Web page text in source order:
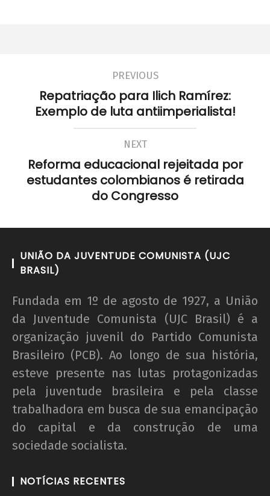
admin
PREVIOUS
Repatriação para Ilich Ramírez:
Exemplo de luta antiimperialista!
NEXT
Reforma educacional rejeitada por
estudantes colombianos é retirada
do Congresso
UNIÃO DA JUVENTUDE COMUNISTA (UJC
BRASIL)
Fundada em 1º de agosto de 1927, a União
da Juventude Comunista (UJC Brasil) é a
organização juvenil do Partido Comunista
Brasileiro (PCB). Ao longo de sua história,
esteve presente nas lutas protagonizadas
pela juventude brasileira e pela classe
trabalhadora em busca de sua emancipação
do capital e da construção de uma
sociedade socialista.
NOTÍCIAS RECENTES